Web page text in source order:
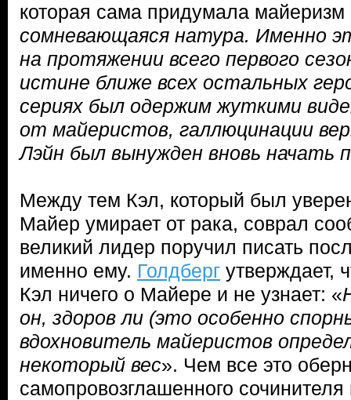
которая сама придумала
сомневающаяся натура. Именно
на протяжении всего первого
истине ближе всех остальных
сериях был одержим жуткими
от майеристов, галлюцинации
Лэйн был вынужден вновь начать
Между тем Кэл, который был
Майер умирает от рака, соврал
великий лидер поручил писать
именно ему. Голдберг утверждает,
Кэл ничего о Майере и не узнает: «
он, здоров ли (это особенно
вдохновитель майеристов
некоторый вес». Чем все это
самопровозглашенного